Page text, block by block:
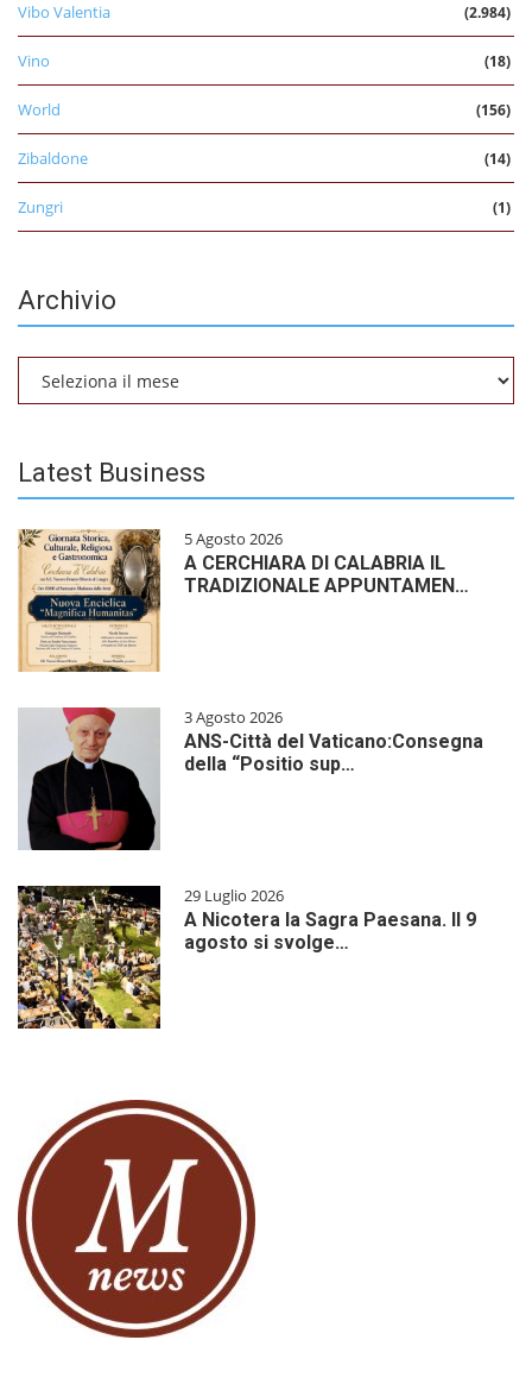
Vibo Valentia (2.984)
Vino (18)
World (156)
Zibaldone (14)
Zungri (1)
Archivio
Latest Business
5 Agosto 2026
A CERCHIARA DI CALABRIA IL
TRADIZIONALE APPUNTAMEN…
3 Agosto 2026
ANS-Città del Vaticano:Consegna
della “Positio sup…
29 Luglio 2026
A Nicotera la Sagra Paesana. Il 9
agosto si svolge…